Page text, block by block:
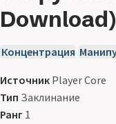
Download)
Концентрация
Источник Player Core
Тип Заклинание
Ранг 1